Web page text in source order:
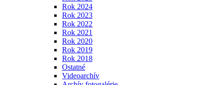
Rok 2024
Rok 2023
Rok 2022
Rok 2021
Rok 2020
Rok 2019
Rok 2018
Ostatné
Videoarchív